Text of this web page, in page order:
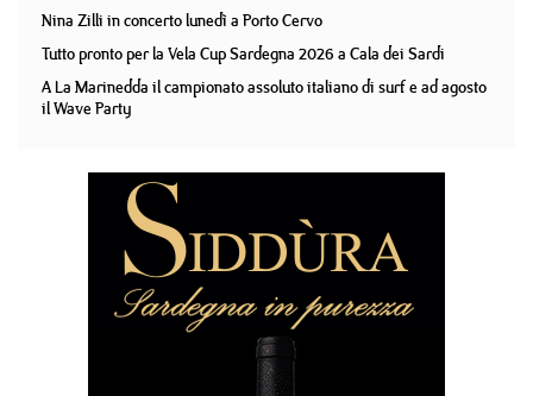
Nina Zilli in concerto lunedì a Porto Cervo
Tutto pronto per la Vela Cup Sardegna 2026 a Cala dei Sardi
A La Marinedda il campionato assoluto italiano di surf e ad agosto
il Wave Party